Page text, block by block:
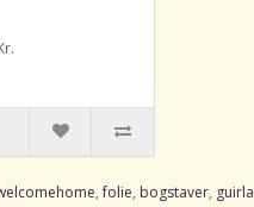
,folie, bogstaver,